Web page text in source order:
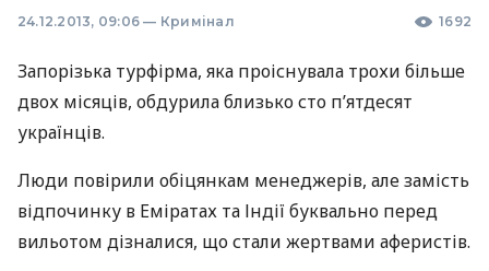
24.12.2013, 09:06 — Кримінал 1692
Запорізька турфірма, яка проіснувала трохи більше
двох місяців, обдурила близько сто п’ятдесят
українців.
Люди повірили обіцянкам менеджерів, але замість
відпочинку в Еміратах та Індії буквально перед
вильотом дізналися, що стали жертвами аферистів.